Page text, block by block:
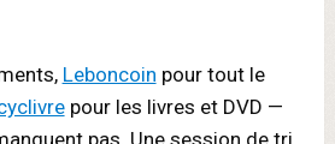
Leboncoin pour tout le
pour les livres et DVD —